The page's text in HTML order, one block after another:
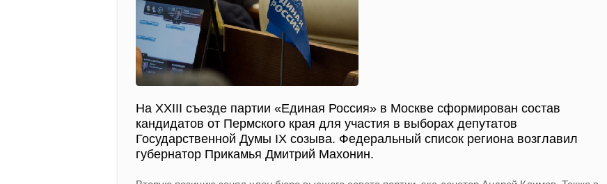
На XXIII съезде партии «Единая Россия» в Москве сформирован состав
кандидатов от Пермского края для участия в выборах депутатов
Государственной Думы IX созыва. Федеральный список региона возглавил
губернатор Прикамья Дмитрий Махонин.